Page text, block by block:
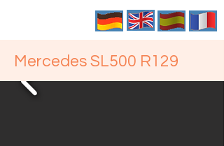
Mercedes SL500 R129